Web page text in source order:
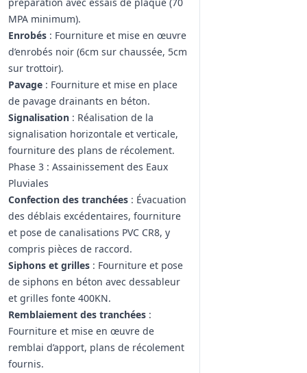
MPA minimum).
Enrobés : Fourniture et mise en œuvre
d’enrobés noir (6cm sur chaussée, 5cm
sur trottoir).
Pavage : Fourniture et mise en place
de pavage drainants en béton.
Signalisation : Réalisation de la
signalisation horizontale et verticale,
fourniture des plans de récolement.
Phase 3 : Assainissement des Eaux
Pluviales
Confection des tranchées : Évacuation
des déblais excédentaires, fourniture
et pose de canalisations PVC CR8, y
compris pièces de raccord.
Siphons et grilles : Fourniture et pose
de siphons en béton avec dessableur
et grilles fonte 400KN.
Remblaiement des tranchées :
Fourniture et mise en œuvre de
remblai d’apport, plans de récolement
fournis.